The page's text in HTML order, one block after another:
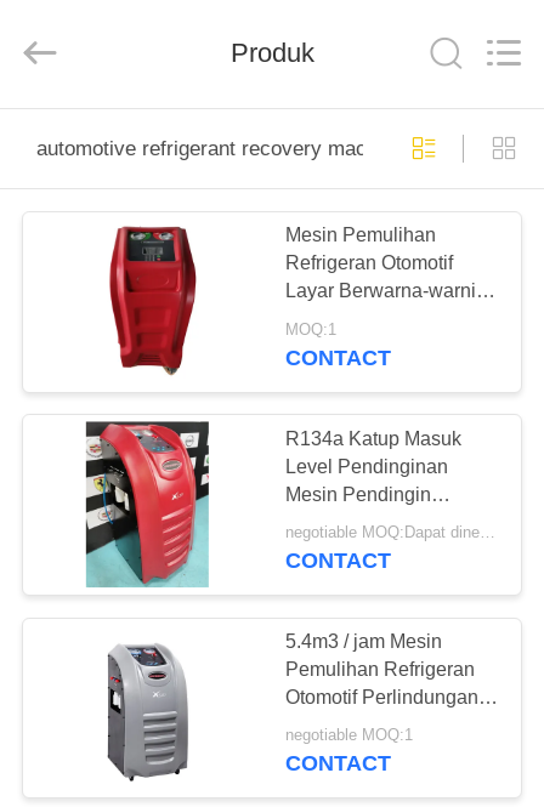
PRODUK
TENTANG
TUR
PABRIK
KONTROL
KUALITAS
HUBUNGI
PERMINTAAN
PENAWARAN
Equipment
Produk
automotive refrigerant recovery machine
Mesin Pemulihan
Refrigeran Otomotif
Layar Berwarna-warni
X565 Kondisi Udara
Pembilasan
MOQ:1
CONTACT
R134a Katup Masuk
Level Pendinginan
Mesin Pendingin
Otomotif
negotiable MOQ:Dapat dinegosiasikan
CONTACT
5.4m3 / jam Mesin
Pemulihan Refrigeran
Otomotif Perlindungan
Tekanan Rendah Tinggi
negotiable MOQ:1
CONTACT